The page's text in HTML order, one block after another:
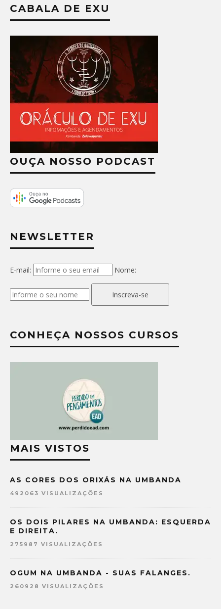
CABALA DE EXU
OUÇA NOSSO PODCAST
NEWSLETTER
E-mail: Nome:
Inscreva-se
CONHEÇA NOSSOS CURSOS
MAIS VISTOS
AS CORES DOS ORIXÁS NA UMBANDA
492063 VISUALIZAÇÕES
OS DOIS PILARES NA UMBANDA: ESQUERDA
E DIREITA.
275987 VISUALIZAÇÕES
OGUM NA UMBANDA - SUAS FALANGES.
260928 VISUALIZAÇÕES